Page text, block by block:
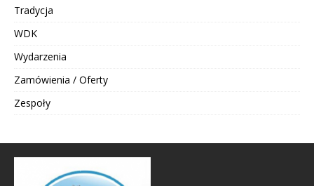
Tradycja
WDK
Wydarzenia
Zamówienia / Oferty
Zespoły